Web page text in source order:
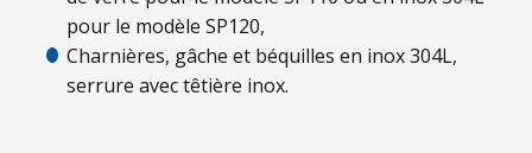
pour le modèle SP120,
Charnières, gâche et béquilles en inox 304L,
serrure avec têtière inox.